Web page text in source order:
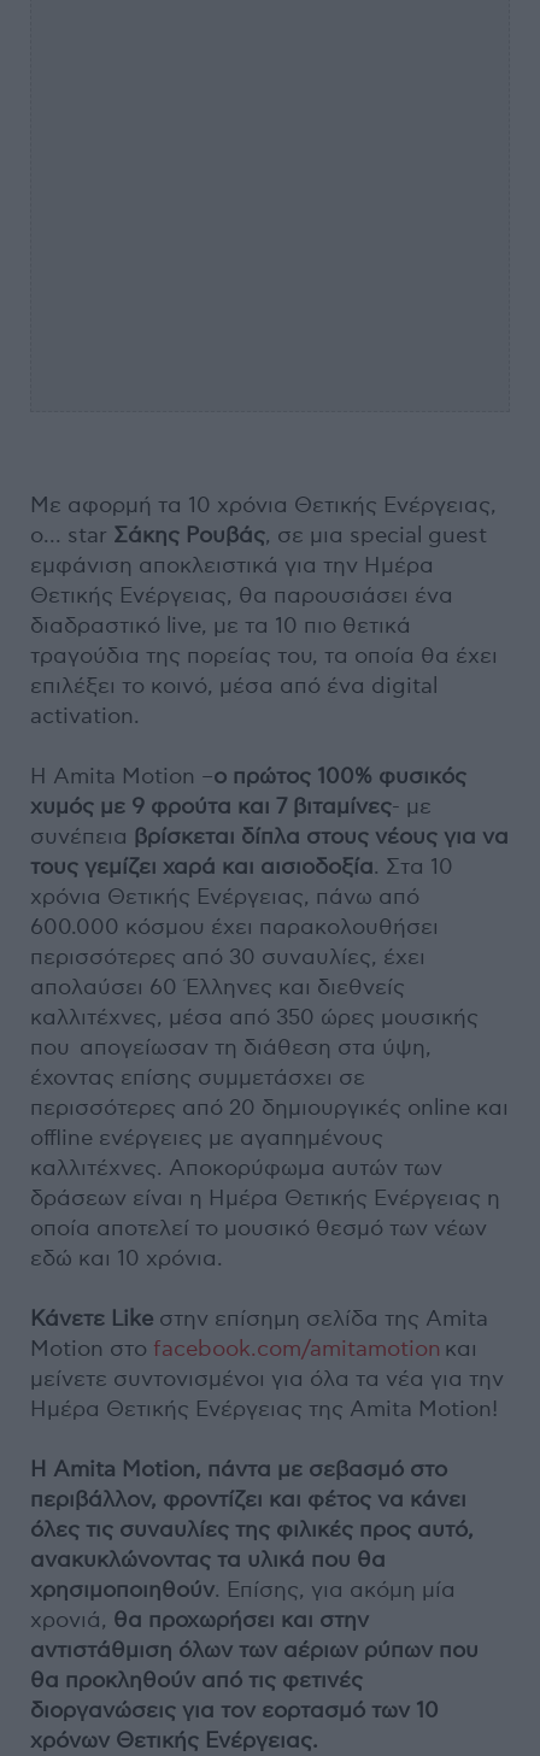
Με αφορμή τα 10 χρόνια Θετικής Ενέργειας,
ο... star Σάκης Ρουβάς, σε μια special guest
εμφάνιση αποκλειστικά για την Ημέρα
Θετικής Ενέργειας, θα παρουσιάσει ένα
διαδραστικό live, με τα 10 πιο θετικά
τραγούδια της πορείας του, τα οποία θα έχει
επιλέξει το κοινό, μέσα από ένα digital
activation.
Η Αmita Motion –ο πρώτος 100% φυσικός
χυμός με 9 φρούτα και 7 βιταμίνες- με
συνέπεια βρίσκεται δίπλα στους νέους για να
τους γεμίζει χαρά και αισιοδοξία. Στα 10
χρόνια Θετικής Ενέργειας, πάνω από
600.000 κόσμου έχει παρακολουθήσει
περισσότερες από 30 συναυλίες, έχει
απολαύσει 60 Έλληνες και διεθνείς
καλλιτέχνες, μέσα από 350 ώρες μουσικής
που απογείωσαν τη διάθεση στα ύψη,
έχοντας επίσης συμμετάσχει σε
περισσότερες από 20 δημιουργικές online και
offline ενέργειες με αγαπημένους
καλλιτέχνες. Αποκορύφωμα αυτών των
δράσεων είναι η Ημέρα Θετικής Ενέργειας η
οποία αποτελεί το μουσικό θεσμό των νέων
εδώ και 10 χρόνια.
Κάνετε Like στην επίσημη σελίδα της Amita
Motion στο facebook.com/amitamotion και
μείνετε συντονισμένοι για όλα τα νέα για την
Ημέρα Θετικής Ενέργειας της Amita Motion!
Η Amita Motion, πάντα με σεβασμό στο
περιβάλλον, φροντίζει και φέτος να κάνει
όλες τις συναυλίες της φιλικές προς αυτό,
ανακυκλώνοντας τα υλικά που θα
χρησιμοποιηθούν. Επίσης, για ακόμη μία
χρονιά, θα προχωρήσει και στην
αντιστάθμιση όλων των αέριων ρύπων που
θα προκληθούν από τις φετινές
διοργανώσεις για τον εορτασμό των 10
χρόνων Θετικής Ενέργειας.